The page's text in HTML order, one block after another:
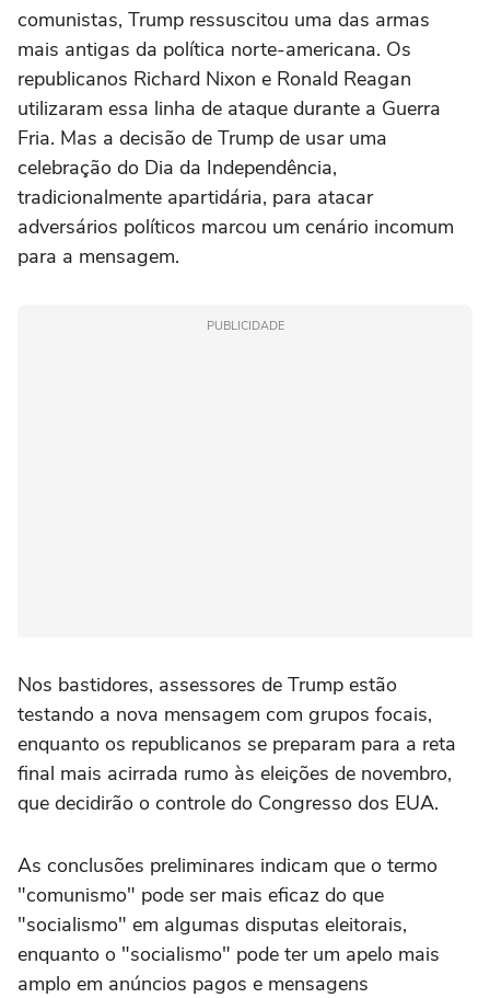
comunistas, Trump ressuscitou uma das armas
mais antigas da política norte-americana. Os
republicanos Richard Nixon e Ronald Reagan
utilizaram essa linha de ataque durante a Guerra
Fria. Mas a decisão de Trump de usar uma
celebração do Dia da Independência,
tradicionalmente apartidária, para atacar
adversários políticos marcou um cenário incomum
para a mensagem.
PUBLICIDADE
Nos bastidores, ‌assessores de Trump estão
testando a nova mensagem com grupos focais,
enquanto os republicanos se preparam para a reta
final mais acirrada rumo às eleições de novembro,
que decidirão o controle do Congresso dos EUA.
As conclusões preliminares indicam ⁠que o termo
"comunismo" pode ser mais eficaz do que
"socialismo" em algumas disputas eleitorais,
enquanto o "socialismo" pode ter um apelo mais
amplo em anúncios pagos e mensagens